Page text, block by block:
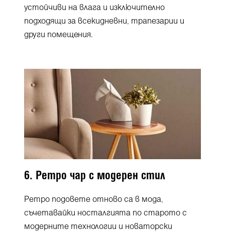
устойчиви на влага и изключително
подходящи за всекидневни, трапезарии и
други помещения.
6. Ретро чар с модерен стил
Ретро подовете отново са в мода,
съчетавайки носталгията по старото с
модерните технологии и новаторски